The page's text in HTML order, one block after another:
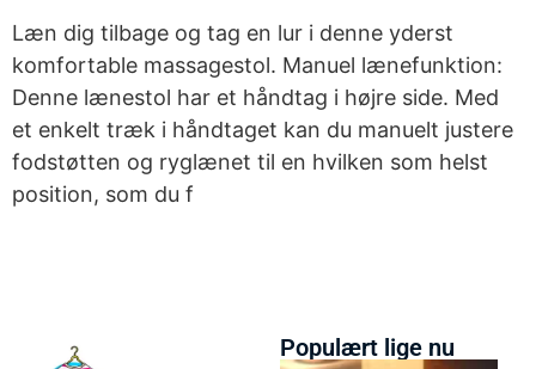
Læn dig tilbage og tag en lur i denne yderst
komfortable massagestol. Manuel lænefunktion:
Denne lænestol har et håndtag i højre side. Med
et enkelt træk i håndtaget kan du manuelt justere
fodstøtten og ryglænet til en hvilken som helst
position, som du f
Populært lige nu